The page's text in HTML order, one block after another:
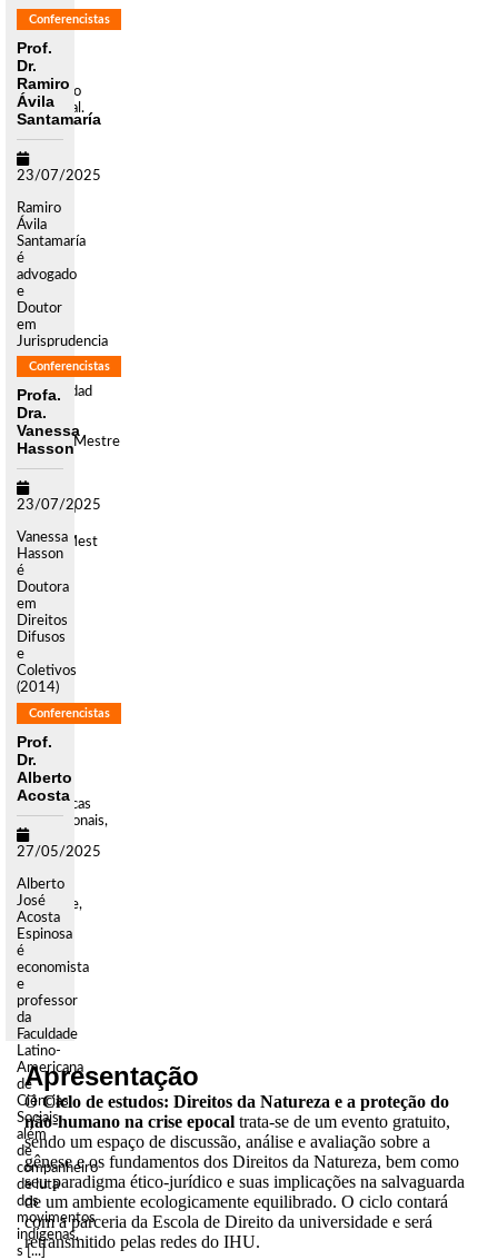
e
especialista
em
Política
e
Legislação
Ambiental.
Em
2004
fundou
a
[...]
Conferencistas
Prof.
Dr.
Ramiro
Ávila
Santamaría
23/07/2025
Ramiro
Ávila
Santamaría
é
advogado
e
Doutor
em
Jurisprudencia
pela
Pontificia
Universidad
Católica
del
Ecuador. Mestre
pela
Columbia
School. Mest
[...]
Conferencistas
Profa.
Dra.
Vanessa
Hasson
23/07/2025
Vanessa
Hasson
é
Doutora
em
Direitos
Difusos
e
Coletivos
(2014)
e
Mestre
em
Direito
das
Relações
Econômicas
Internacionais,
ênfase
Meio
Ambiente,
pela Po
[...]
Conferencistas
Prof.
Dr.
Alberto
Acosta
27/05/2025
Alberto
José
Acosta
Espinosa
é
economista
e
professor
da
Faculdade
Latino-
Americana
de
Ciências
Sociais,
além
de
companheiro
de luta
dos
movimentos
indígenas,
s [...]
Apresentação
OCiclo de estudos: Direitos da Natureza e a proteção do
não-humano na crise epocal trata-se de um evento gratuito,
sendo um espaço de discussão, análise e avaliação sobre a
gênese e os fundamentos dos Direitos da Natureza, bem como
seu paradigma ético-jurídico e suas implicações na salvaguarda
de um ambiente ecologicamente equilibrado. O ciclo contará
com a parceria da Escola de Direito da universidade e será
retransmitido pelas redes do IHU.